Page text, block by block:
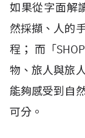
如果從字面解
然採擷、人的
程； 而「
物、旅人與旅
能夠感受到自
可分。